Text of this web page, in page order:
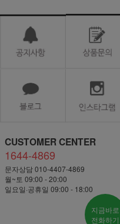
CUSTOMER CENTER
1644-4869
문자상담 010-4407-4869
월~토 09:00 - 20:00
일요일·공휴일 09:00 - 18:00
지금바로
전화하기